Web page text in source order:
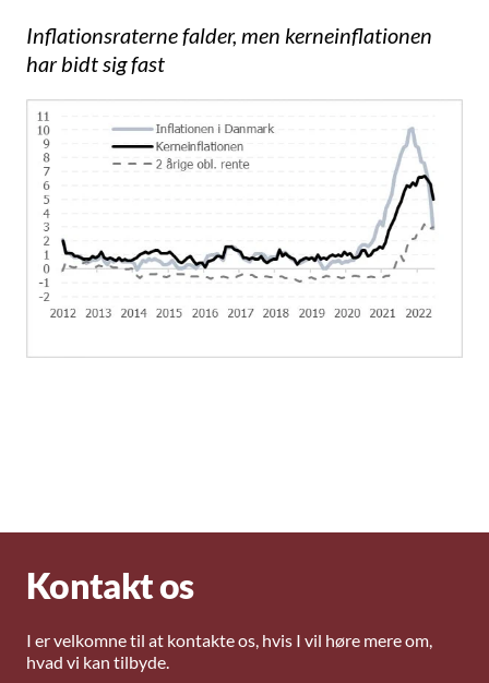
Inflationsraterne falder, men kerneinflationen
har bidt sig fast
Kontakt os
I er velkomne til at kontakte os, hvis I vil høre mere om,
hvad vi kan tilbyde.